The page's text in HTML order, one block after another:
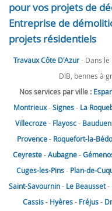
pour vos projets de
Entreprise de
projets résidentiels
Travaux Côte D'Azur- Dans le
DIB, bennes à
Nos services par ville :
Montrieux-Signes- La
Villecroze- Flayosc- Bauduen
Provence- Roquefort-la-
Ceyreste-Aubagne-
Cuges-les-Pins- Plan-de-
Saint-Savournin- Le Beausset-
Cassis- Hyères- Fréjus-